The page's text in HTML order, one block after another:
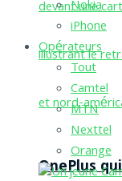
OnePlus
Nokia
iPhone
Opérateurs
Tout
Camtel
MTN
Nexttel
Orange